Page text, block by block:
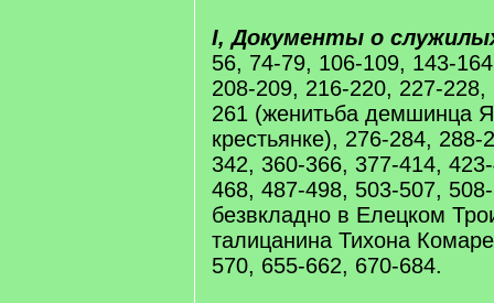
I, Документы о
56, 74-79, 106-109, 143-
208-209, 216-220, 227-
261 (женитьба демшинца
крестьянке), 276-284,
342, 360-366, 377-414,
468, 487-498, 503-507,
безвкладно в Елецком
талицанина Тихона
570, 655-662, 670-684.